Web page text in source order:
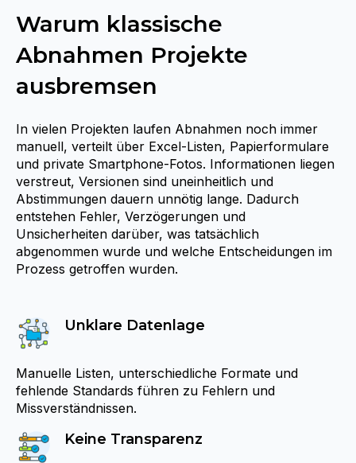
Warum klassische
Abnahmen Projekte
ausbremsen
In vielen Projekten laufen Abnahmen noch immer
manuell, verteilt über Excel‑Listen, Papierformulare
und private Smartphone‑Fotos. Informationen liegen
verstreut, Versionen sind uneinheitlich und
Abstimmungen dauern unnötig lange. Dadurch
entstehen Fehler, Verzögerungen und
Unsicherheiten darüber, was tatsächlich
abgenommen wurde und welche Entscheidungen im
Prozess getroffen wurden.
Unklare Datenlage
Manuelle Listen, unterschiedliche Formate und
fehlende Standards führen zu Fehlern und
Missverständnissen.
Keine Transparenz